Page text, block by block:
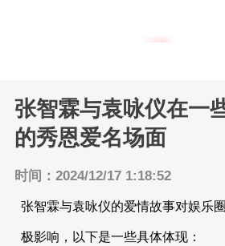
张智霖与袁咏仪在一
的秀恩爱名场面
时间：2024/12/17 1:18:52
张智霖与袁咏仪的爱情故事对娱乐
极影响，以下是一些具体体现：